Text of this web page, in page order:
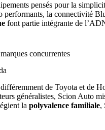
pensés pour la
performants, la connectivité
font partie intégrante de
concurrentes
de Toyota et de
généralistes, Scion Auto
la polyvalence familiale,